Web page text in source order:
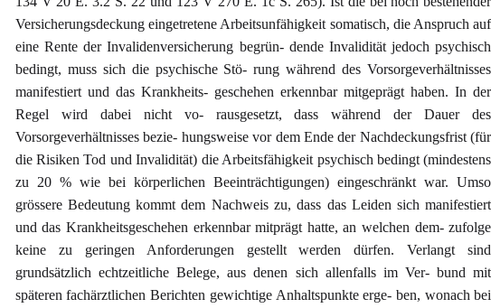
Versicherungsdeckung eingetretene Arbeitsunfähigkeit somatisch, die Anspruch auf
eine Rente der Invalidenversicherung begrün- dende Invalidität jedoch psychisch
bedingt, muss sich die psychische Stö- rung während des Vorsorgeverhältnisses
manifestiert und das Krankheits- geschehen erkennbar mitgeprägt haben. In der
Regel wird dabei nicht vo- rausgesetzt, dass während der Dauer des
Vorsorgeverhältnisses bezie- hungsweise vor dem Ende der Nachdeckungsfrist (für
die Risiken Tod und Invalidität) die Arbeitsfähigkeit psychisch bedingt (mindestens
zu 20 % wie bei körperlichen Beeinträchtigungen) eingeschränkt war. Umso
grössere Bedeutung kommt dem Nachweis zu, dass das Leiden sich manifestiert
und das Krankheitsgeschehen erkennbar mitprägt hatte, an welchen dem- zufolge
keine zu geringen Anforderungen gestellt werden dürfen. Verlangt sind
grundsätzlich echtzeitliche Belege, aus denen sich allenfalls im Ver- bund mit
späteren fachärztlichen Berichten gewichtige Anhaltspunkte erge- ben, wonach bei